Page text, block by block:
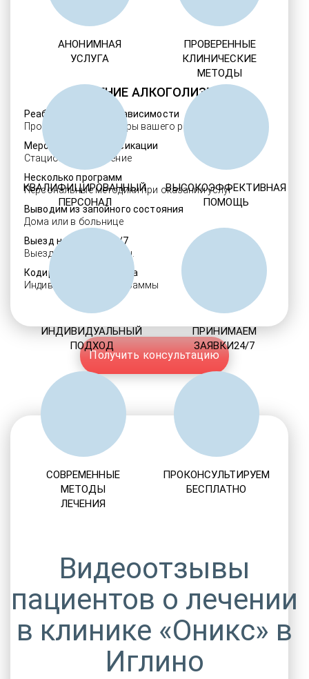
ЛЕЧЕНИЕ АЛКОГОЛИЗМА
Реабилитация алкозависимости
Проверенные ребцентры вашего региона
Мероприятия детоксикации
Стационарное лечение
Несколько программ
Персональные методики при оказании услуг
Выводим из запойного состояния
Дома или в больнице
Выезд нарколога 24/7
Выезд в течение 30 мин.
Кодировка алкоголизма
Индивидуальные программы
Получить консультацию
АНОНИМНАЯ
УСЛУГА
ПРОВЕРЕННЫЕ
КЛИНИЧЕСКИЕ
МЕТОДЫ
КВАЛИФИЦИРОВАННЫЙ
ПЕРСОНАЛ
ВЫСОКОЭФФЕКТИВНАЯ
ПОМОЩЬ
ИНДИВИДУАЛЬНЫЙ
ПОДХОД
ПРИНИМАЕМ
ЗАЯВКИ24/7
СОВРЕМЕННЫЕ
МЕТОДЫ
ЛЕЧЕНИЯ
ПРОКОНСУЛЬТИРУЕМ
БЕСПЛАТНО
Видеоотзывы
пациентов о лечении
в клинике «Оникс» в
Иглино